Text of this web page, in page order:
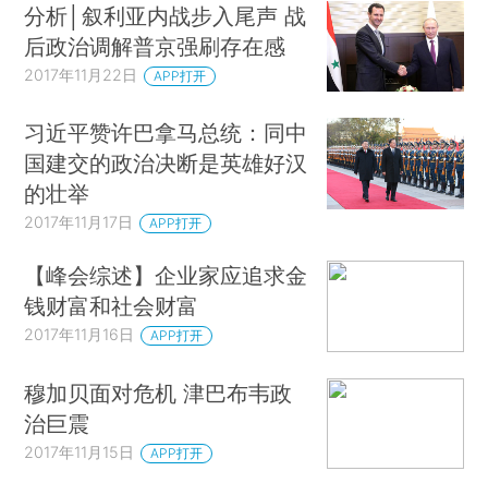
分析│叙利亚内战步入尾声 战
后政治调解普京强刷存在感
2017年11月22日 APP打开
习近平赞许巴拿马总统：同中
国建交的政治决断是英雄好汉
的壮举
2017年11月17日 APP打开
【峰会综述】企业家应追求金
钱财富和社会财富
2017年11月16日 APP打开
穆加贝面对危机 津巴布韦政
治巨震
2017年11月15日 APP打开